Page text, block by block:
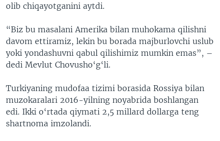
olib chiqayotganini aytdi.
“Biz bu masalani Amerika bilan muhokama qilishni
davom ettiramiz, lekin bu borada majburlovchi uslub
yoki yondashuvni qabul qilishimiz mumkin emas”, –
dedi Mevlut Chovusho‘g‘li.
Turkiyaning mudofaa tizimi borasida Rossiya bilan
muzokaralari 2016-yilning noyabrida boshlangan
edi. Ikki o‘rtada qiymati 2,5 millard dollarga teng
shartnoma imzolandi.